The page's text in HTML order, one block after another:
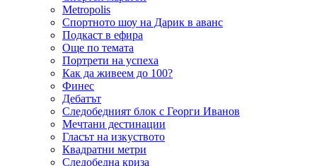
Metropolis
Спортното шоу на Дарик в аванс
Подкаст в ефира
Още по темата
Портрети на успеха
Как да живеем до 100?
Финес
Дебатът
Следобедният блок с Георги Иванов
Мечтани дестинации
Гласът на изкуството
Квадратни метри
Следобедна криза